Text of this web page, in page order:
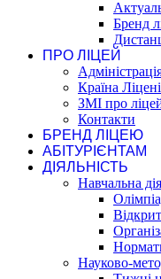
Бренд
ПРО ЛІЦЕЙ
Країна
ЗМІ про
Контакти
БРЕНД ЛІЦЕЮ
АБІТУРІЄНТАМ
ДІЯЛЬНІСТЬ
Навчальна
Науково-